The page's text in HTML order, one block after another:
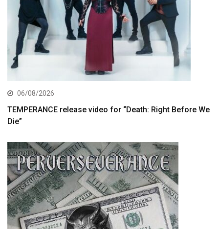
06/08/2026
TEMPERANCE release video for “Death: Right Before We
Die”